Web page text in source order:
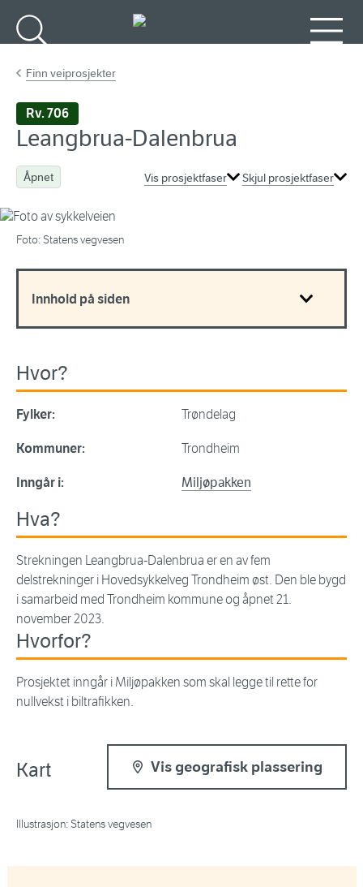
Finn veiprosjekter
Rv. 706
Leangbrua-Dalenbrua
Åpnet Vis prosjektfaser Skjul prosjektfaser
Foto: Statens vegvesen
Innhold på siden
Hvor?
Fylker: Trøndelag
Kommuner: Trondheim
Inngår i: Miljøpakken
Hva?
Strekningen Leangbrua-Dalenbrua er en av fem
delstrekninger i Hovedsykkelveg Trondheim øst. Den ble bygd
i samarbeid med Trondheim kommune og åpnet 21.
november 2023.
Hvorfor?
Prosjektet inngår i Miljøpakken som skal legge til rette for
nullvekst i biltrafikken.
Kart Vis geografisk plassering
Illustrasjon: Statens vegvesen